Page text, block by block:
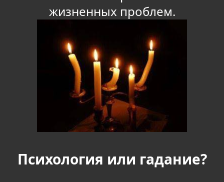
жизненных проблем.
Психология или гадание?